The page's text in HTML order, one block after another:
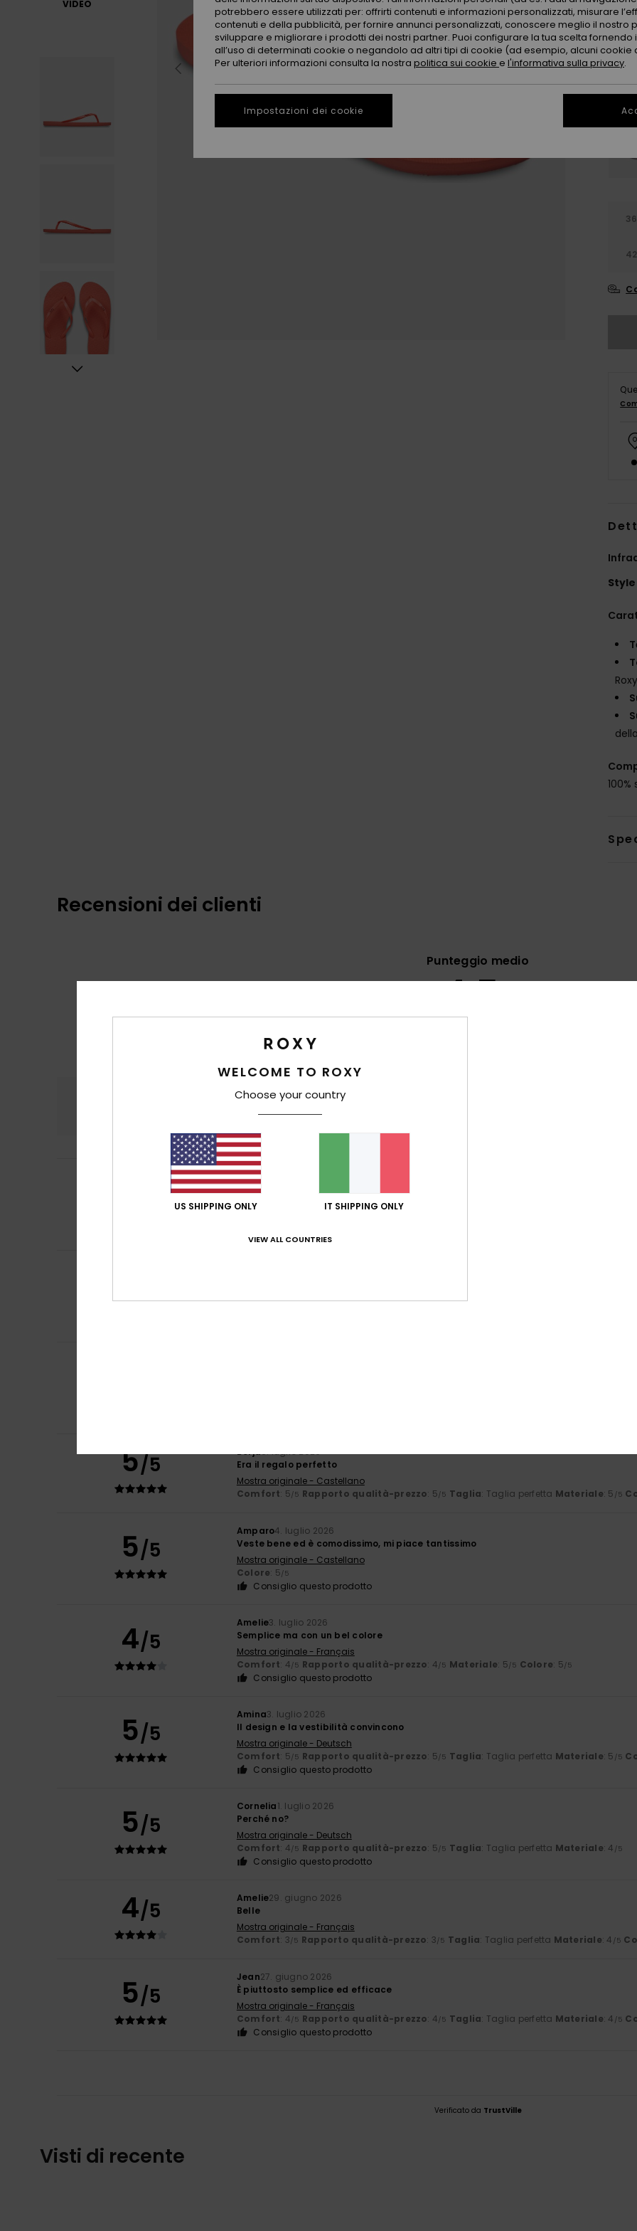
VIDEO
36
42
Style
Roxy
Recensioni dei clienti
Punteggio medio
4.5
Rapporto qualità-prezzo
Frederique
Piacevole, tessuto morbido e colore vivace
Mostra originale - Français
5/5 Borja6. luglio 2026
Era il regalo perfetto
Mostra originale - Castellano
Comfort: 5/5 Rapporto qualità-prezzo: 5/5 Taglia: Taglia perfetta Materiale: 5 /5
5/5
Amparo4. luglio 2026
Veste bene ed è comodissimo, mi piace tantissimo
Mostra originale - Castellano
Colore: 5/5
Consiglio questo prodotto
4/5
Amelie3. luglio 2026
Semplice ma con un bel colore
Mostra originale - Français
Comfort: 4/5 Rapporto qualità-prezzo: 4/5 Materiale: 5/5 Colore: 5/5
Consiglio questo prodotto
5/5
Amina3. luglio 2026
Il design e la vestibilità convincono
Mostra originale - Deutsch
Comfort: 5/5 Rapporto qualità-prezzo: 5/5 Taglia: Taglia perfetta Materiale: 5 /5
Consiglio questo prodotto
5/5
Cornelia1. luglio 2026
Perché no?
Mostra originale - Deutsch
Comfort: 4/5 Rapporto qualità-prezzo: 5/5 Taglia: Taglia perfetta Materiale: 4 /5
Consiglio questo prodotto
4/5 Amelie29. giugno 2026
Belle
Mostra originale - Français
Comfort: 3/5 Rapporto qualità-prezzo: 3/5 Taglia: Taglia perfetta Materiale: 4 /5
5/5
Jean27. giugno 2026
È piuttosto semplice ed efficace
Mostra originale - Français
Comfort: 4/5 Rapporto qualità-prezzo: 4/5 Taglia: Taglia perfetta Materiale: 4 /5
Consiglio questo prodotto
Verificato da TrustVille
Visti di recente
WELCOME TO ROXY
Choose your country
US SHIPPING ONLY IT SHIPPING ONLY
VIEW ALL COUNTRIES
potrebbero essere utilizzati per: offrirti contenuti e informazioni personalizzati, misurare
contenuti e della pubblicità, per fornire annunci personalizzati, conoscere meglio il nostro
sviluppare e migliorare i prodotti dei nostri partner. Puoi configurare la tua scelta fornendo
all’uso di determinati cookie o negandolo ad altri tipi di cookie (ad esempio, alcuni cookie
Per ulteriori informazioni consulta la nostra politica sui cookie e l'informativa sulla privacy.
Impostazioni dei cookie